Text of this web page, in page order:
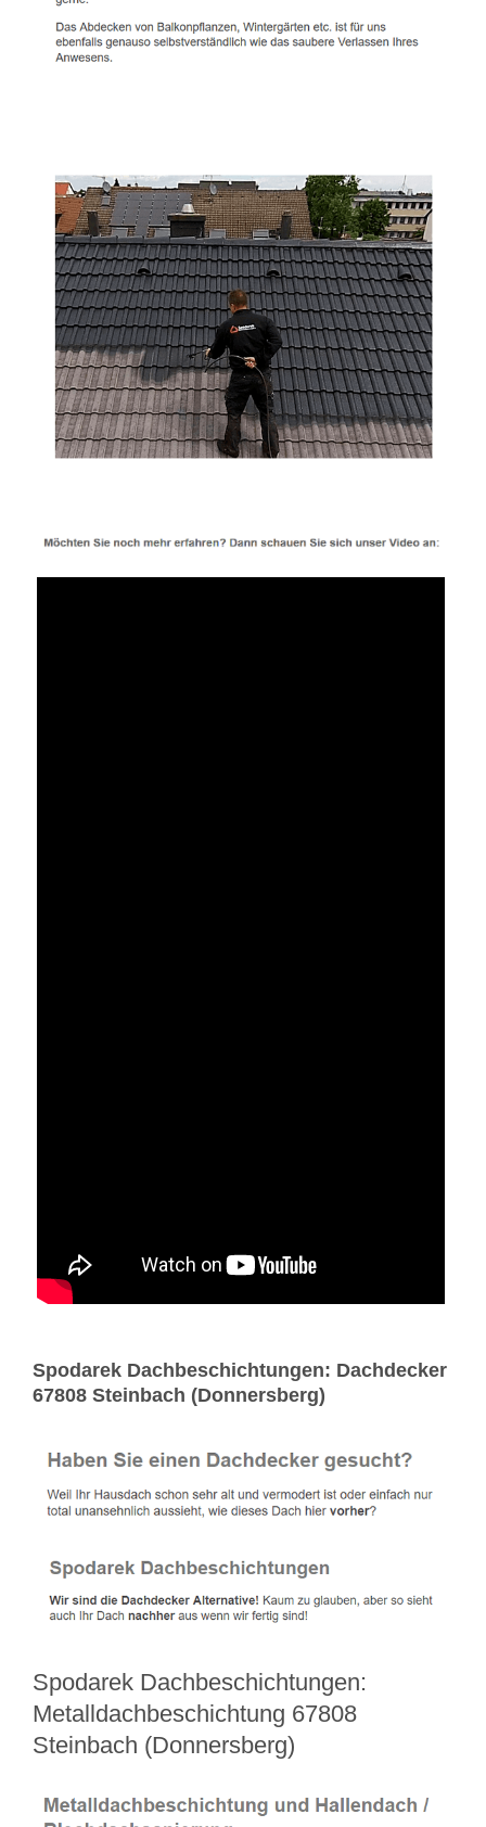
Spodarek Dachbeschichtungen: Dachdecker
67808 Steinbach (Donnersberg)
Spodarek Dachbeschichtungen:
Metalldachbeschichtung 67808
Steinbach (Donnersberg)